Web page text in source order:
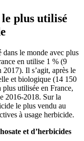
plus utilisé
le monde avec plus
en utilise 1 % (9
2017). Il s’agit, après le
et biologique (14 150
plus utilisée en France,
2016-2018. Sur la
le plus vendu au
à usage herbicide.
et d’herbicides